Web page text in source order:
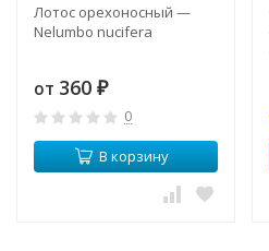
Лотос орехоносный —
Nelumbo nucifera
от 360 ₽
0
В корзину